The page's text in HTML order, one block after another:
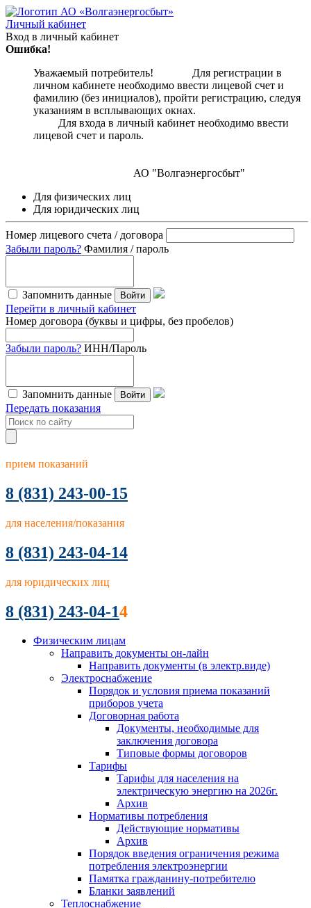
Личный кабинет
Вход в личный кабинет
Ошибка!
Уважаемый потребитель! Для регистрации в
личном кабинете необходимо ввести лицевой счет и
фамилию (без инициалов), пройти регистрацию, следуя
указаниям в всплывающих окнах.
Для входа в личный кабинет необходимо ввести
лицевой счет и пароль.
АО "Волгаэнергосбыт"
Для физических лиц
Для юридических лиц
Номер лицевого счета / договора
Забыли пароль? Фамилия / пароль
Запомнить данные Войти
Перейти в личный кабинет
Номер договора (буквы и цифры, без пробелов)
Забыли пароль? ИНН/Пароль
Запомнить данные Войти
Передать показания
прием показаний
8 (831) 243-00-15
для населения/показания
8 (831) 243-04-14
для юридических лиц
8 (831) 243-04-14
Физическим лицам
Направить документы он-лайн
Направить документы (в электр.виде)
Электроснабжение
Порядок и условия приема показаний
приборов учета
Договорная работа
Документы, необходимые для
заключения договора
Типовые формы договоров
Тарифы
Тарифы для населения на
электрическую энергию на 2026г.
Архив
Нормативы потребления
Действующие нормативы
Архив
Порядок введения ограничения режима
потребления электроэнергии
Памятка гражданину-потребителю
Бланки заявлений
Теплоснабжение